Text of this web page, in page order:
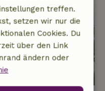
treffen.
setzen wir nur die
Cookies. Du
über den Link
ändern oder